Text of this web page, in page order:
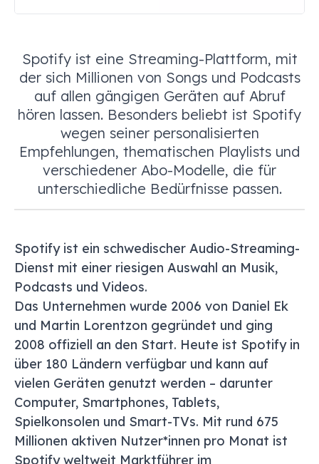
Spotify ist eine Streaming-Plattform, mit
der sich Millionen von Songs und Podcasts
auf allen gängigen Geräten auf Abruf
hören lassen. Besonders beliebt ist Spotify
wegen seiner personalisierten
Empfehlungen, thematischen Playlists und
verschiedener Abo-Modelle, die für
unterschiedliche Bedürfnisse passen.
Spotify ist ein schwedischer Audio-Streaming-
Dienst mit einer riesigen Auswahl an Musik,
Podcasts und Videos.
Das Unternehmen wurde 2006 von Daniel Ek
und Martin Lorentzon gegründet und ging
2008 offiziell an den Start. Heute ist Spotify in
über 180 Ländern verfügbar und kann auf
vielen Geräten genutzt werden – darunter
Computer, Smartphones, Tablets,
Spielkonsolen und Smart-TVs. Mit rund 675
Millionen aktiven Nutzer*innen pro Monat ist
Spotify weltweit Marktführer im